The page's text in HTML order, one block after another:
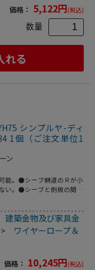
価格： 5,122円(税込)
数量
れる
シンプルヤ-ディ
1個（ご注文単位1
ン
能。●シーブ網道のＲが小
い。●シーブと側板の間に
。●全メッキさらに弯曲止
度の多い作業や、シーブ
入（シルバー食）を、ご使
建築金物及び家具金
ワイヤーロープ＆
価格： 10,245円(税込)